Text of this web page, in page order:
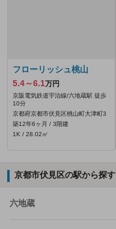
フローリッシュ桃山
5.4～6.1万円
京阪電気鉄道宇治線/六地蔵駅 徒歩
10分
京都府京都市伏見区桃山町大津町3
築12年6ヶ月 / 3階建
1K / 28.02㎡
京都市伏見区の駅から探す
六地蔵